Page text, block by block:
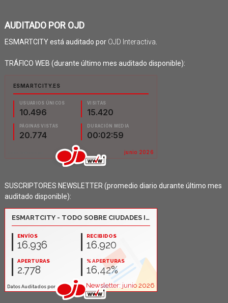
AUDITADO POR OJD
ESMARTCITY está auditado por OJD Interactiva
TRÁFICO WEB (durante último mes auditado disponible):
SUSCRIPTORES NEWSLETTER (promedio diario durante último mes
auditado disponible):